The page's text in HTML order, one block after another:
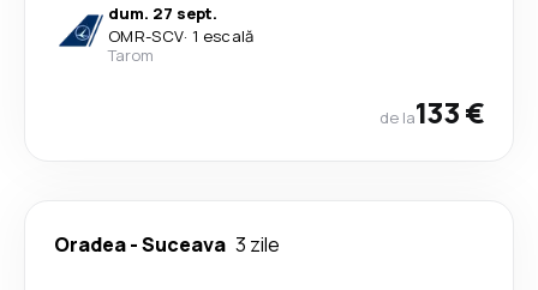
dum. 27 sept.
OMR-SCV· 1 escală
Tarom
de la133 €
Oradea-Suceava 3 zile